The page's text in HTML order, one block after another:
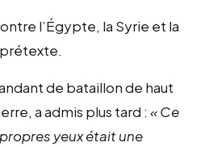
l’Égypte, la Syrie et la
prétexte.
de bataillon de haut
a admis plus tard : « Ce
yeux était une